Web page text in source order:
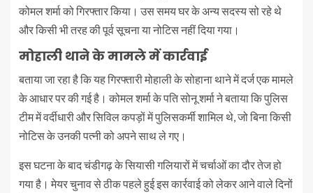
कोमल शर्मा को गिरफ्तार किया। उस समय घर के अन्य सदस्य सो रहे थे
और किसी भी तरह की पूर्व सूचना या नोटिस नहीं दिया गया।
मोहाली थाने के मामले में कार्रवाई
बताया जा रहा है कि यह गिरफ्तारी मोहाली के सोहाना थाने में दर्ज एक मामले
के आधार पर की गई है। कोमल शर्मा के पति सोनू शर्मा ने बताया कि पुलिस
टीम में वर्दीधारी और सिविल कपड़ों में पुलिसकर्मी शामिल थे, जो बिना किसी
नोटिस के उनकी पत्नी को अपने साथ ले गए।
इस घटना के बाद चंडीगढ़ के सियासी गलियारों में चर्चाओं का दौर तेज हो
गया है। मेयर चुनाव से ठीक पहले हुई इस कार्रवाई को लेकर आने वाले दिनों